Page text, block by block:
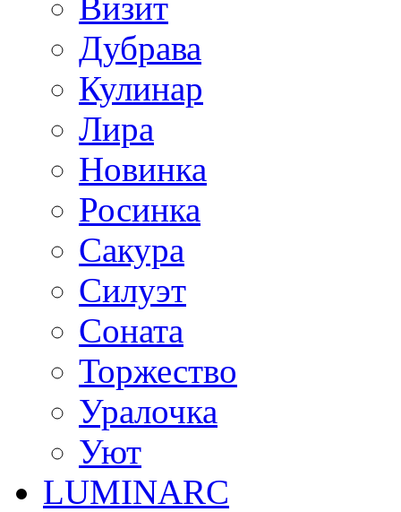
Дубрава
Кулинар
Лира
Новинка
Росинка
Сакура
Силуэт
Соната
Торжество
Уралочка
Уют
LUMINARC